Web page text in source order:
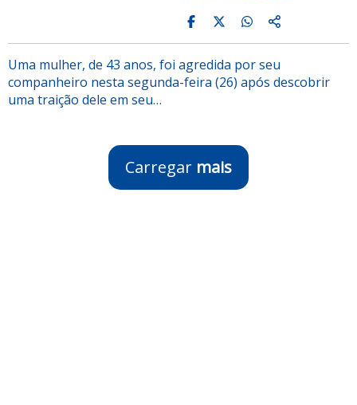
Uma mulher, de 43 anos, foi agredida por seu
companheiro nesta segunda-feira (26) após descobrir
uma traição dele em seu…
Carregar mais